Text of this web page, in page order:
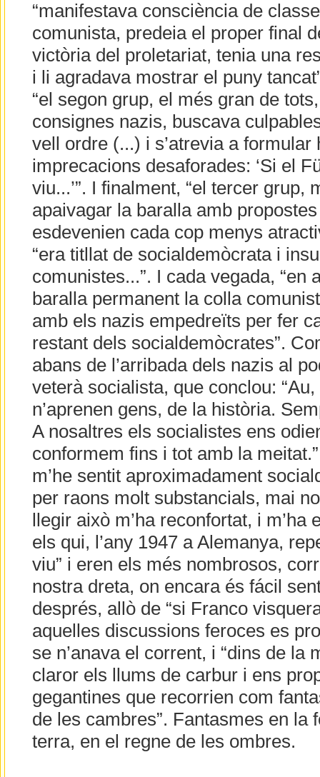
“manifestava consciència de classe
comunista, predeia el proper final
victòria del proletariat, tenia una
i li agradava mostrar el puny
“el segon grup, el més gran de
consignes nazis, buscava
vell ordre (...) i s’atrevia a formular
imprecacions desaforades: ‘Si el
viu...’”. I finalment, “el tercer grup,
apaivagar la baralla amb
esdevenien cada cop menys
“era titllat de socialdemòcrata i
comunistes...”. I cada vegada, “en
baralla permanent la colla
amb els nazis empedreïts per fer
restant dels socialdemòcrates”.
abans de l’arribada dels nazis al
veterà socialista, que conclou:
n’aprenen gens, de la història.
A nosaltres els socialistes ens
conformem fins i tot amb la
m’he sentit aproximadament
per raons molt substancials, mai
llegir això m’ha reconfortat, i
els qui, l’any 1947 a Alemanya,
viu” i eren els més nombrosos,
nostra dreta, on encara és fácil
després, allò de “si Franco
aquelles discussions feroces es
se n’anava el corrent, i “dins de la
claror els llums de carbur i ens
gegantines que recorrien com
de les cambres”. Fantasmes en la
terra, en el regne de les ombres.